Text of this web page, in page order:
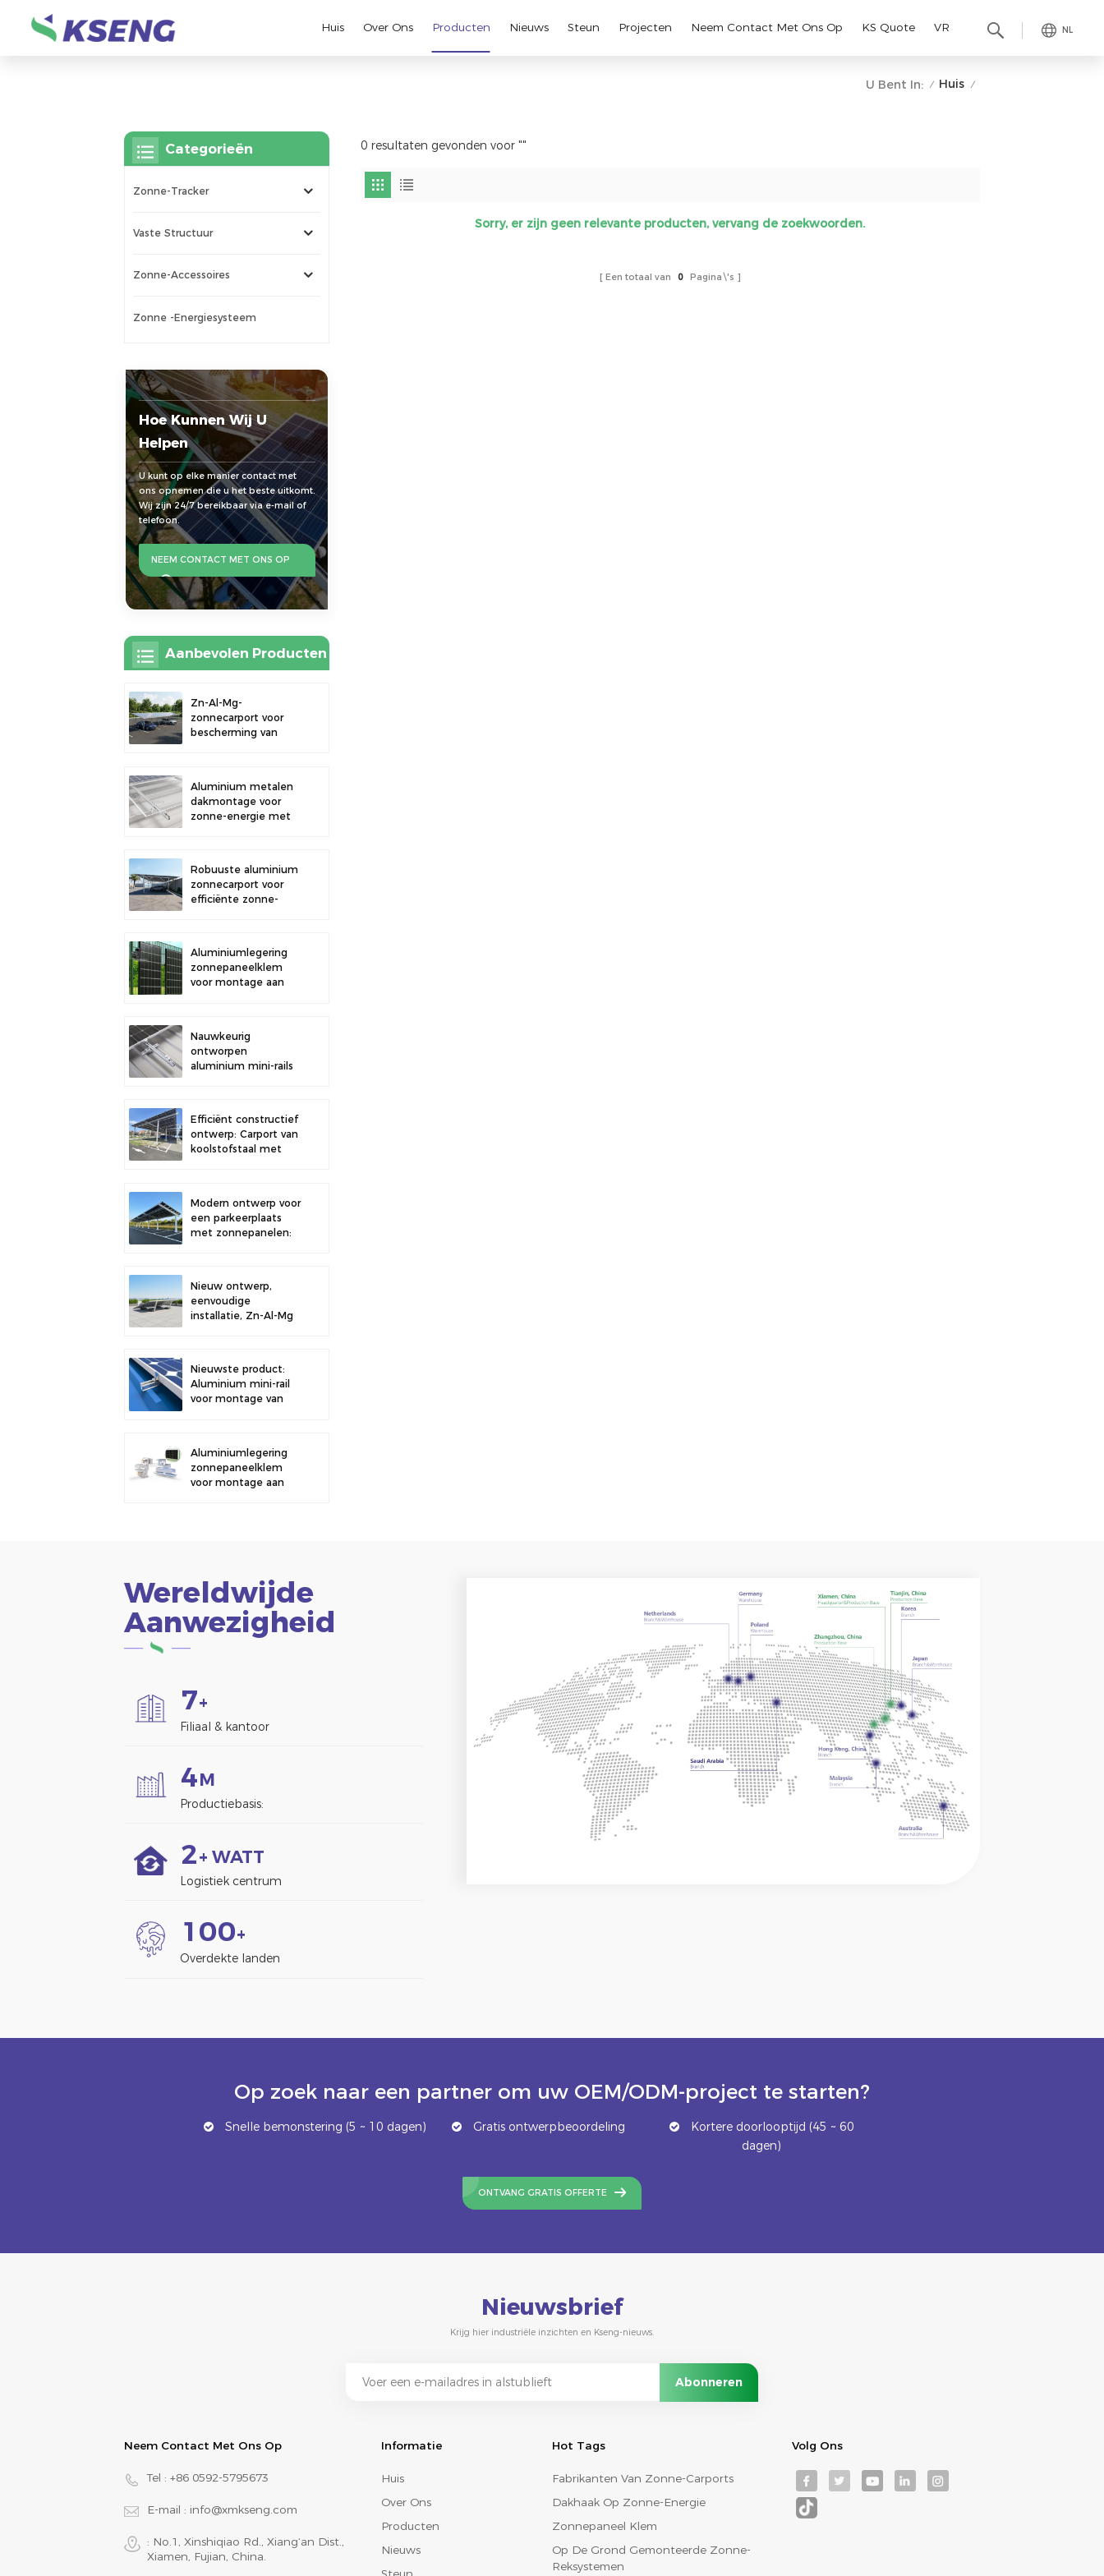
NL
Huis Over Ons Producten Nieuws Steun Projecten Neem Contact Met Ons Op KS Quote VR
U Bent In: / Huis /
0 resultaten gevonden voor ""
Sorry, er zijn geen relevante producten, vervang de zoekwoorden.
Een totaal van 0 Pagina\'s
Categorieën
Zonne-Tracker
Vaste Structuur
Zonne-Accessoires
Zonne -energiesysteem
Hoe Kunnen Wij U
Helpen
U kunt op elke manier contact met
ons opnemen die u het beste uitkomt.
Wij zijn 24/7 bereikbaar via e-mail of
telefoon.
NEEM CONTACT MET ONS OP
Aanbevolen Producten
Zn-Al-Mg-
zonnecarport voor
bescherming van
Aluminium metalen
dakmontage voor
zonne-energie met
Robuuste aluminium
zonnecarport voor
efficiënte zonne-
Aluminiumlegering
zonnepaneelklem
voor montage aan
Nauwkeurig
ontworpen
aluminium mini-rails
stabiliteit.
Efficiënt constructief
ontwerp: Carport van
koolstofstaal met
efficiëntie.
Modern ontwerp voor
een parkeerplaats
met zonnepanelen:
een
montagesysteem
voor zonnepanelen.
Nieuw ontwerp,
eenvoudige
installatie, Zn-Al-Mg
Nieuwste product:
Aluminium mini-rail
voor montage van
Aluminiumlegering
zonnepaneelklem
voor montage aan
Wereldwijde
Aanwezigheid
7+
Filiaal & kantoor
4M
Productiebasis:
2+ WATT
Logistiek centrum
1 00+
Overdekte landen
Op zoek naar een partner om uw OEM/ODM-project te starten?
Snelle bemonstering (5 ~ 10 dagen) Gratis ontwerpbeoordeling
Kortere doorlooptijd (45 ~ 60
dagen)
ONTVANG GRATIS OFFERTE
Nieuwsbrief
Krijg hier industriële inzichten en Kseng-nieuws.
Neem Contact Met Ons Op
Tel : +86 0592-5795673
E-mail : info@xmkseng.com
: No.1, Xinshiqiao Rd., Xiang‘an Dist.,
Xiamen, Fujian, China.
Informatie
Huis
Over Ons
Producten
Nieuws
Hot Tags
Fabrikanten Van Zonne-Carports
Dakhaak Op Zonne-Energie
Zonnepaneel Klem
Op De Grond Gemonteerde Zonne-
Reksystemen
Volg Ons